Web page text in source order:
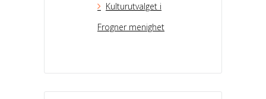
Kulturutvalget i
Frogner menighet